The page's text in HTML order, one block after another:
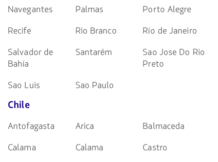
Navegantes Palmas
Porto Alegre
Recife
Rio Branco
Río de Janeiro
Salvador de
Bahía
Santarém
Sao Jose Do Rio
Preto
Sao Luis
Sao Paulo
Chile
Antofagasta Arica
Balmaceda
Calama
Calama
Castro